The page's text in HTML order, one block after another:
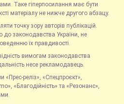
Таке гіперпосилання має бути
матеріалу не нижче другого абзацу.
точку зору авторів публікацій.
до законодавства України, не
їх правдивості.
вимогам законодавства
несе рекламодавець.
«Прес-реліз», «Спецпроєкт»,
«Благодійність» та «Резонанс»,